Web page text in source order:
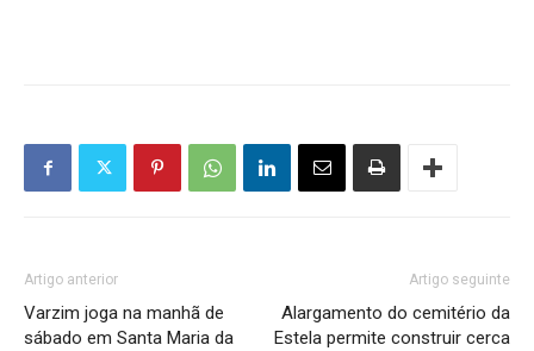
Artigo anterior
Varzim joga na manhã de
sábado em Santa Maria da
Artigo seguinte
Alargamento do cemitério da
Estela permite construir cerca